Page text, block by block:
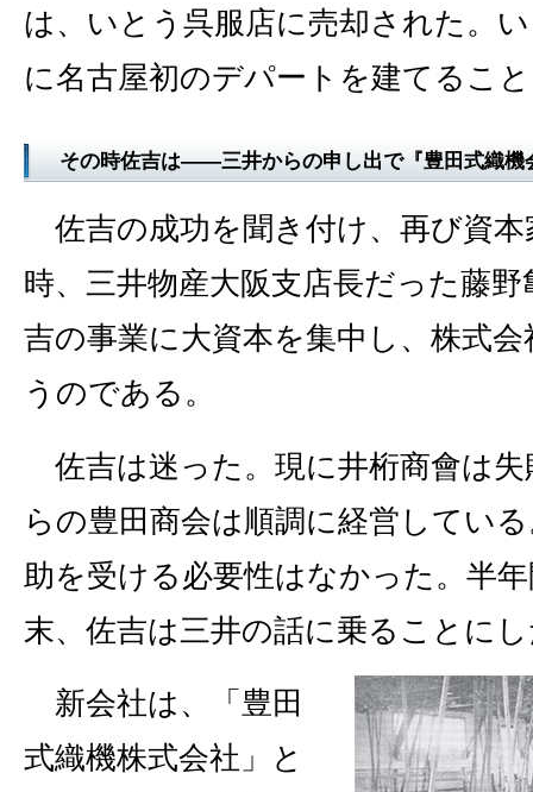
は、いとう呉服店に売却された。
に名古屋初のデパートを建てるこ
その時佐吉は――三井からの申し出で『豊田式織機
佐吉の成功を聞き付け、再び資
時、三井物産大阪支店長だった藤
吉の事業に大資本を集中し、株式
うのである。
佐吉は迷った。現に井桁商會は
らの豊田商会は順調に経営してい
助を受ける必要性はなかった。半
末、佐吉は三井の話に乗ることに
新会社は、「豊田
式織機株式会社」と